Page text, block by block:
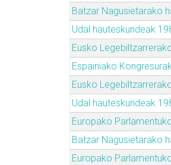
Batzar Nagusietarako
Udal hauteskundeak
Eusko
Espainiako
Eusko
Udal hauteskundeak
Europako
Batzar Nagusietarako
Europako